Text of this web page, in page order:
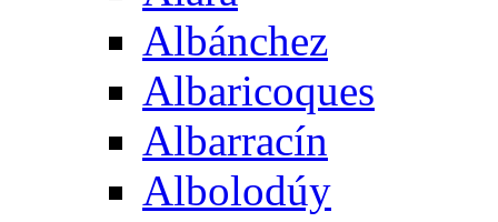
Albánchez
Albaricoques
Albarracín
Albolodúy